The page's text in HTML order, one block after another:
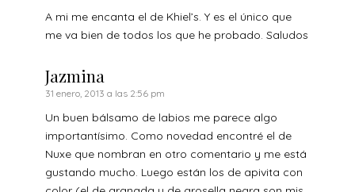
A mi me encanta el de Khiel’s. Y es el único que
me va bien de todos los que he probado. Saludos
Jazmina
31 enero, 2013 a las 2:56 pm
Un buen bálsamo de labios me parece algo
importantísimo. Como novedad encontré el de
Nuxe que nombran en otro comentario y me está
gustando mucho. Luego están los de apivita con